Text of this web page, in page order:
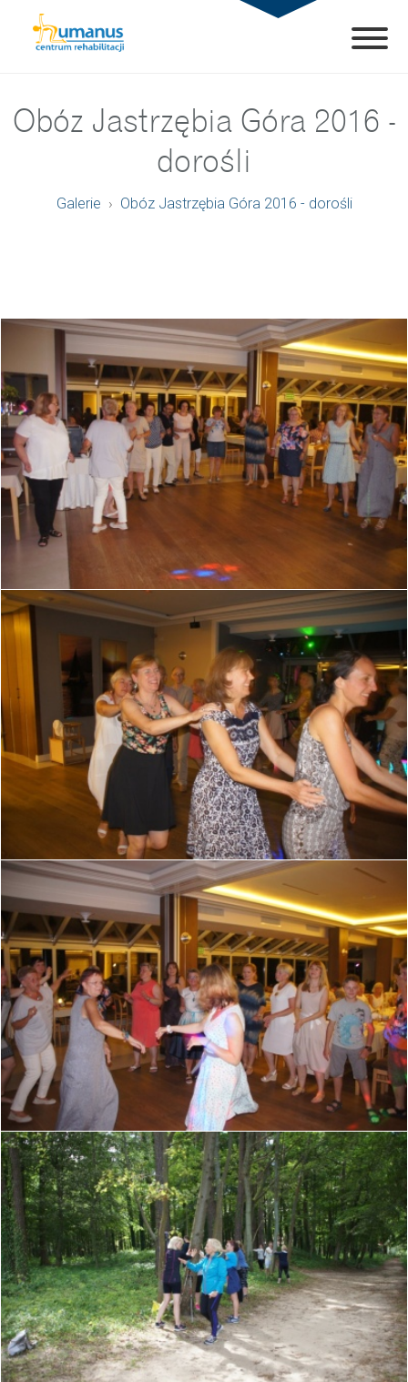
Obóz Jastrzębia Góra 2016 -
dorośli
Galerie Obóz Jastrzębia Góra 2016 - dorośli